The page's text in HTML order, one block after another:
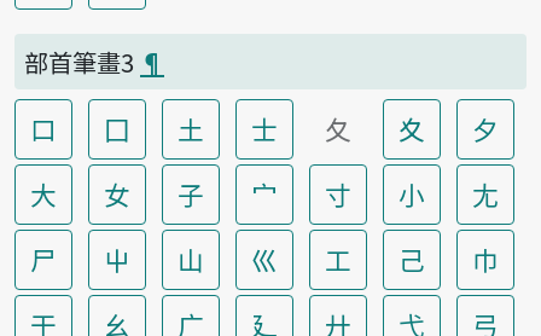
部首筆畫3 ¶
口 囗 土 士 夂 夊
夕
大
女 子 宀 寸 小
尢
尸
屮 山 巛 工 己
巾
干
幺 广 廴 廾 弋 弓